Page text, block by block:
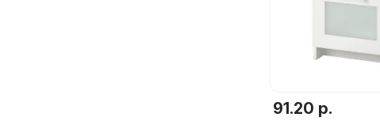
91.20 р.